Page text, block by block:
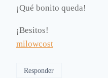
¡Qué bonito queda!
¡Besitos!
milowcost
Responder